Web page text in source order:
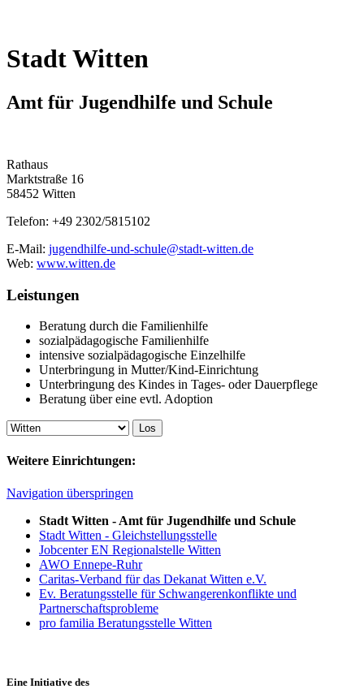
Stadt Witten
Amt für Jugendhilfe und Schule
Rathaus
Marktstraße 16
58452 Witten
Telefon: +49 2302/5815102
E-Mail: jugendhilfe-und-schule@stadt-witten.de
Web: www.witten.de
Leistungen
Beratung durch die Familienhilfe
sozialpädagogische Familienhilfe
intensive sozialpädagogische Einzelhilfe
Unterbringung in Mutter/Kind-Einrichtung
Unterbringung des Kindes in Tages- oder Dauerpflege
Beratung über eine evtl. Adoption
Weitere Einrichtungen:
Navigation überspringen
Stadt Witten - Amt für Jugendhilfe und Schule
Stadt Witten - Gleichstellungsstelle
Jobcenter EN Regionalstelle Witten
AWO Ennepe-Ruhr
Caritas-Verband für das Dekanat Witten e.V.
Ev. Beratungsstelle für Schwangerenkonflikte und
Partnerschaftsprobleme
pro familia Beratungsstelle Witten
Eine Initiative des